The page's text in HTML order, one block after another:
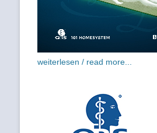
weiterlesen / read more...